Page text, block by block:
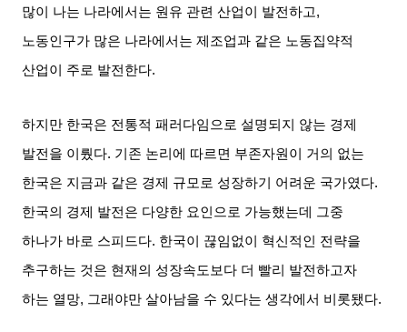
많이 나는 나라에서는 원유 관련 산업이 발전하고,
노동인구가 많은 나라에서는 제조업과 같은 노동집약적
산업이 주로 발전한다.
하지만 한국은 전통적 패러다임으로 설명되지 않는 경제
발전을 이뤘다. 기존 논리에 따르면 부존자원이 거의 없는
한국은 지금과 같은 경제 규모로 성장하기 어려운 국가였다.
한국의 경제 발전은 다양한 요인으로 가능했는데 그중
하나가 바로 스피드다. 한국이 끊임없이 혁신적인 전략을
추구하는 것은 현재의 성장속도보다 더 빨리 발전하고자
하는 열망, 그래야만 살아남을 수 있다는 생각에서 비롯됐다.